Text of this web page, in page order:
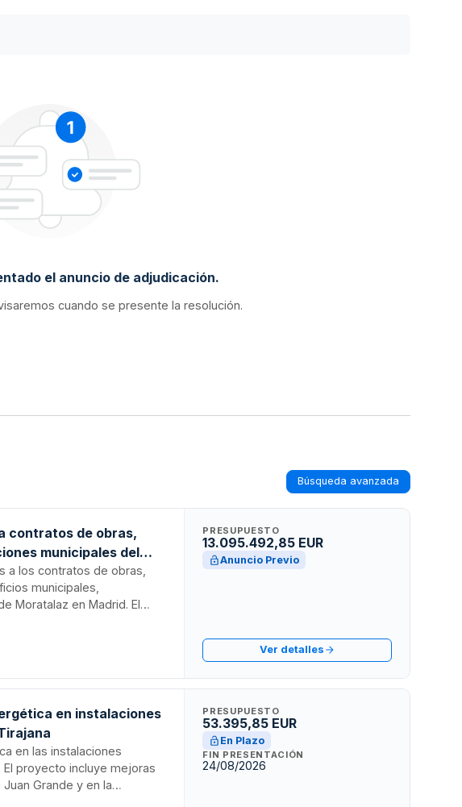
el anuncio de adjudicación.
cuando se presente la resolución.
Búsqueda avanzada
contratos de obras,
municipales del
a los contratos de obras,
municipales,
Moratalaz en Madrid. El
de parcelas, vías públicas y
normativa para establecer
municipales.
PRESUPUESTO
13.095.492,85 EUR
Anuncio Previo
Ver detalles
en instalaciones
en las instalaciones
proyecto incluye mejoras
Grande y en la
PRESUPUESTO
53.395,85 EUR
En Plazo
FIN PRESENTACIÓN
24/08/2026